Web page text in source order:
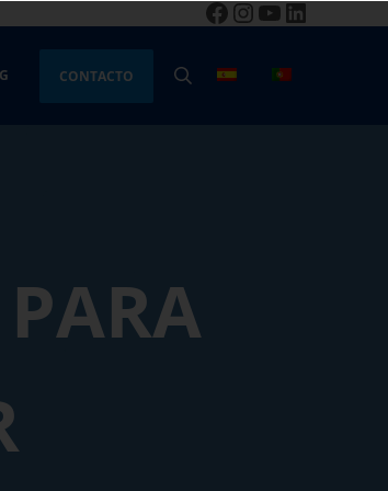
Facebook
Instagram
YouTube
LinkedIn
CONTACTO BUSCAR